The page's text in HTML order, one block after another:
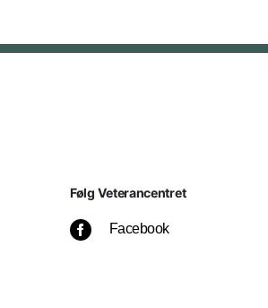
Følg Veterancentret
Facebook